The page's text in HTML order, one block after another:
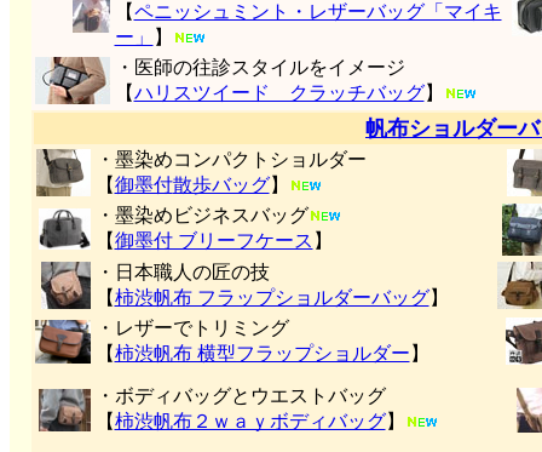
【ペニッシュミント・レザーバッグ「マイキ
ー」
】
・医師の往診スタイルをイメージ
【ハリスツイード クラッチバッグ】
帆布ショルダー
・墨染めコンパクトショルダー
【御墨付散歩バッグ】
・墨染めビジネスバッグ
【御墨付 ブリーフケース 】
・日本職人の匠の技
【柿渋帆布 フラップショルダーバッグ】
・レザーでトリミング
【柿渋帆布 横型フラップショルダー 】
・ボディバッグとウエストバッグ
【柿渋帆布２ｗａｙボディバッグ】